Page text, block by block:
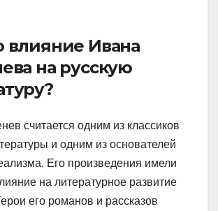
влияние Ивана
на русскую
считается одним из классиков
и одним из основателей
Его произведения имели
на литературное развитие
его романов и рассказов